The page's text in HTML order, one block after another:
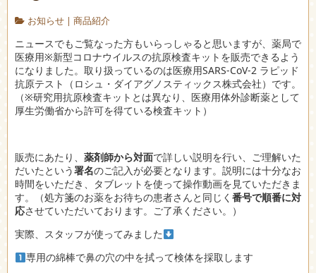
お知らせ| 商品紹介
ニュースでもご覧なった方もいらっしゃると思いますが、薬局で
医療用※新型コロナウイルスの抗原検査キットを販売できるよう
になりました。取り扱っているのは医療用SARS-CoV-2 ラピッド
抗原テスト（ロシュ・ダイアグノスティックス株式会社）です。
（※研究用抗原検査キットとは異なり、医療用体外診断薬として
厚生労働省から許可を得ている検査キット）
販売にあたり、 薬剤師から対面で詳しい説明を行い、ご理解いた
だいたという署名のご記入が必要となります。説明には十分なお
時間をいただき、タブレットを使って操作動画を見ていただきま
す。（処方箋のお薬をお待ちの患者さんと同じく 番号で順番に対
応させていただいております。ご了承ください。）
実際、スタッフが使ってみました
専用の綿棒で鼻の穴の中を拭って検体を採取します